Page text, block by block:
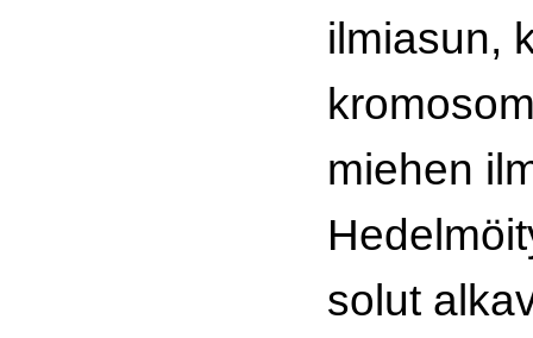
ilmiasun,
miehen
solut